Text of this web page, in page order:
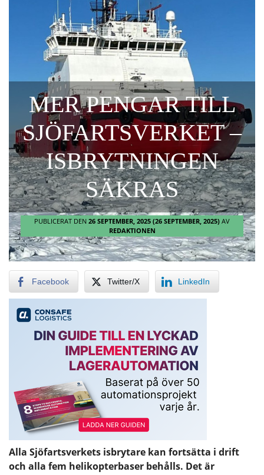
MER PENGAR TILL
SJÖFARTSVERKET –
ISBRYTNINGEN
SÄKRAS
PUBLICERAT DEN 26 SEPTEMBER, 2025 (26 SEPTEMBER, 2025) AV
REDAKTIONEN
Facebook Twitter/X LinkedIn
Alla Sjöfartsverkets isbrytare kan fortsätta i drift
och alla fem helikopterbaser behålls. Det är